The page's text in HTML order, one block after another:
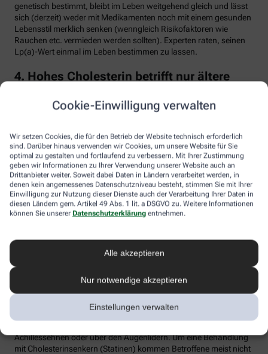
Cookie-Einwilligung verwalten
Wir setzen Cookies, die für den Betrieb der Website technisch erforderlich
sind. Darüber hinaus verwenden wir Cookies, um unsere Website für Sie
optimal zu gestalten und fortlaufend zu verbessern. Mit Ihrer Zustimmung
geben wir Informationen zu Ihrer Verwendung unserer Website auch an
Drittanbieter weiter. Soweit dabei Daten in Ländern verarbeitet werden, in
denen kein angemessenes Datenschutzniveau besteht, stimmen Sie mit Ihrer
Einwilligung zur Nutzung dieser Dienste auch der Verarbeitung Ihrer Daten in
diesen Ländern gem. Artikel 49 Abs. 1 lit. a DSGVO zu. Weitere Informationen
können Sie unserer Datenschutzerklärung entnehmen.
Alle akzeptieren
Nur notwendige akzeptieren
Einstellungen verwalten
genetisch bestimmt, bleibt im Leben weitgehend gleich und lässt
sich (derzeit) weder mit Medikamenten noch mit einem gesunden
Lebensstil merklich senken (wenngleich Risikofaktoren wie
Rauchen etc. vermieden werden sollten). Experten raten, seinen
Lp(a)-Wert einmal im Leben bestimmen zu lassen.
4. Hohes Cholesterin betrifft nur ältere
Falsch. Zwar steigt das Risiko für erhöhte Cholesterinwerte mit
Hypercholesterinämie (FH) haben jedoch schon von Geburt an
erhöhte Blutfettwerte. Bei der erblich bedingten
Stoffwechselerkrankung sammelt sich durch einen Gendefekt
sehr viel LDL-Cholesterin im Blut an (über 190 bis 500 mg/dl) und
lagert sich an den Wänden der Arterien und Venen ab. Betroffene
entwickeln oft schon im jungen Erwachsenenalter eine
Arteriosklerose.
bis zur Menopause durch Hormone besser geschützt, bei ihnen
sind es rund 30 Prozent bis zum Alter von 60 Jahren. Die familiäre
Hypercholesterinämie kommt bei etwa einer von 300 Personen
vor. Sind in der Familie Fälle von frühen Herzinfarkten, Stents oder
Bypass-Operationen bekannt, sollte man sein Cholesterin
dringend überprüfen lassen. Anzeichen können auch gelbliche
Achillessehnen oder über den Augenlidern. Um eine Behandlung
mit Cholesterinsenkern (Statinen) kommen Betroffene meist nicht